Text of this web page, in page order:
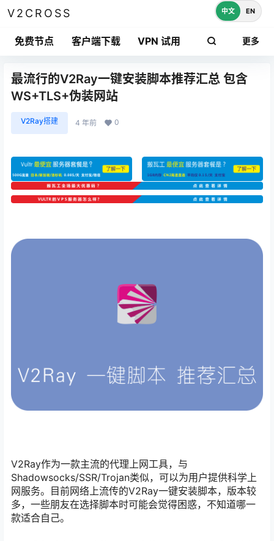
V2CROSS
免费节点 客户端下载 VPN 试用 更多
中文 EN
最流行的V2Ray一键安装脚本推荐汇总 包含
WS+TLS+伪装网站
V2Ray搭建 4 年前 0
V2Ray作为一款主流的代理上网工具，与
Shadowsocks/SSR/Trojan类似，可以为用户提供科学上
网服务。目前网络上流传的V2Ray一键安装脚本，版本较
多，一些朋友在选择脚本时可能会觉得困惑，不知道哪一
款适合自己。